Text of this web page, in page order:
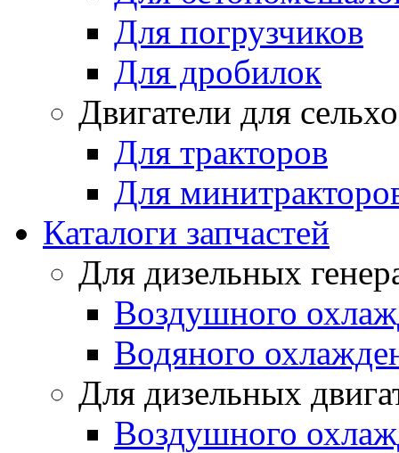
Для погрузчиков
Для дробилок
Двигатели для
Для тракторов
Для
Каталоги запчастей
Для дизельных
Воздушного
Водяного
Для дизельных
Воздушного